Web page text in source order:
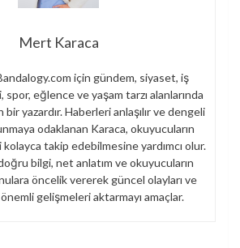
Mert Karaca
için gündem, siyaset, iş
spor, eğlence ve yaşam tarzı alanlarında
bir yazardır. Haberleri anlaşılır ve dengeli
odaklanan Karaca, okuyucuların
takip edebilmesine yardımcı olur.
bilgi, net anlatım ve okuyucuların
öncelik vererek güncel olayları ve
gelişmeleri aktarmayı amaçlar.